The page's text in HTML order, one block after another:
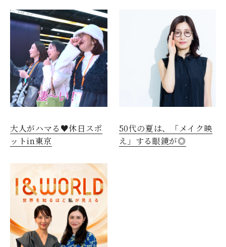
大人がハマる♥休日スポ
ットin東京
50代の夏は、「メイク映
え」する眼鏡が◎